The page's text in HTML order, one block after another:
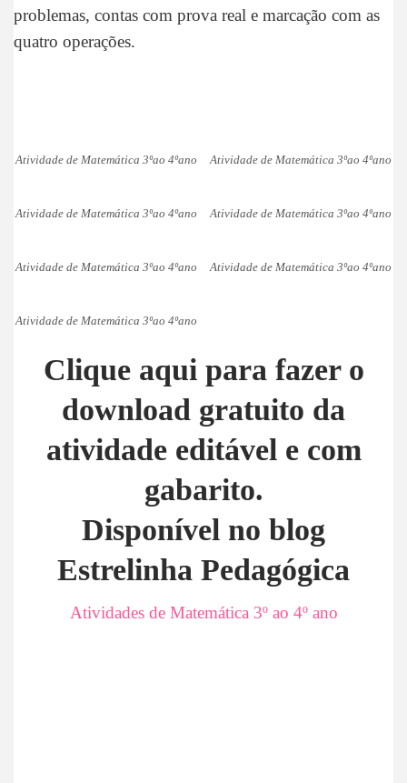
problemas, contas com prova real e marcação com as
quatro operações.
Atividade de Matemática 3ºao 4ºano Atividade de Matemática 3ºao 4ºano
Atividade de Matemática 3ºao 4ºano Atividade de Matemática 3ºao 4ºano
Atividade de Matemática 3ºao 4ºano Atividade de Matemática 3ºao 4ºano
Atividade de Matemática 3ºao 4ºano
Clique aqui para fazer o
download gratuito da
atividade editável e com
gabarito.
Disponível no blog
Estrelinha Pedagógica
Atividades de Matemática 3º ao 4º ano